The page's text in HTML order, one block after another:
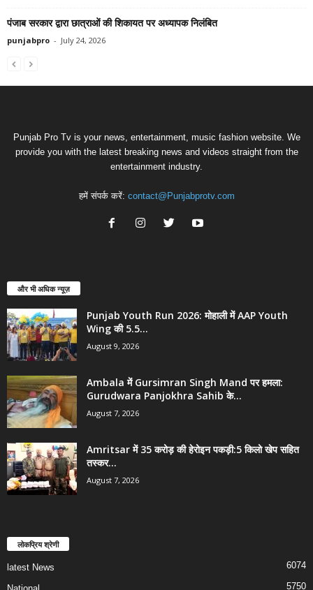
पंजाब सरकार द्वारा छात्राओं की शिकायत पर अध्यापक निलंबित
punjabpro - July 24, 2026
Punjab Pro Tv is your news, entertainment, music fashion website. We
provide you with the latest breaking news and videos straight from the
entertainment industry.
हमें संपर्क करें: contact@Punjabprotv.com
और भी अधिक न्यूज़
Punjab Youth Run 2026: मोहाली में AAP Youth
Wing की 5.5...
August 9, 2026
Ambala में Gursimran Singh Mand पर हमला:
Gurudwara Panjokhra Sahib के...
August 7, 2026
Amritsar में 35 करोड़ की हेरोइन पकड़ी:5 किलो खेप सहित
तस्कर...
August 7, 2026
लोकप्रिय श्रेणी
latest News 6074
5750